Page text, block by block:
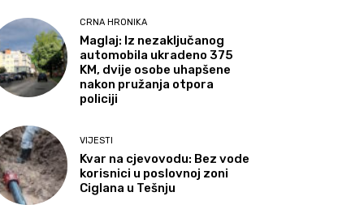
CRNA HRONIKA
Maglaj: Iz nezaključanog
automobila ukradeno 375
KM, dvije osobe uhapšene
nakon pružanja otpora
policiji
VIJESTI
Kvar na cjevovodu: Bez vode
korisnici u poslovnoj zoni
Ciglana u Tešnju